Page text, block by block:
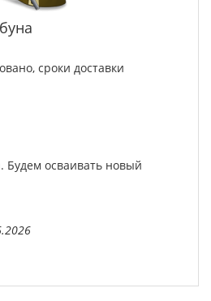
сроки доставки
Будем осваивать новый